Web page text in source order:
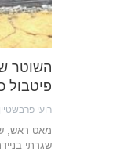
פיטבול
רועי פרבשטיין
מאט ראש,
שגרתי